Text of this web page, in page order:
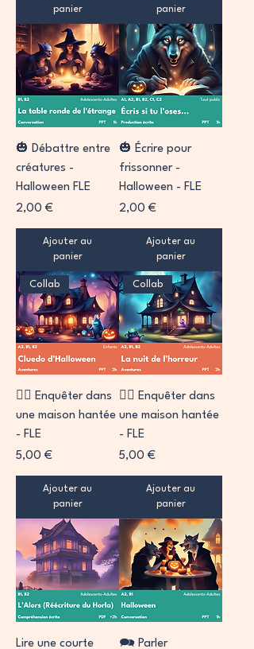
panier
panier
🎃 Débattre entre
créatures -
Halloween FLE
Prix
2,00 €
Ajouter au
panier
🎃 Écrire pour
frissonner -
Halloween - FLE
Prix
2,00 €
Ajouter au
panier
Collab
🕵️‍♀️ Enquêter dans
une maison hantée
- FLE
Prix
5,00 €
Ajouter au
panier
Collab
🕵️‍♀️ Enquêter dans
une maison hantée
- FLE
Prix
5,00 €
Ajouter au
panier
Lire une courte 🗪 Parler